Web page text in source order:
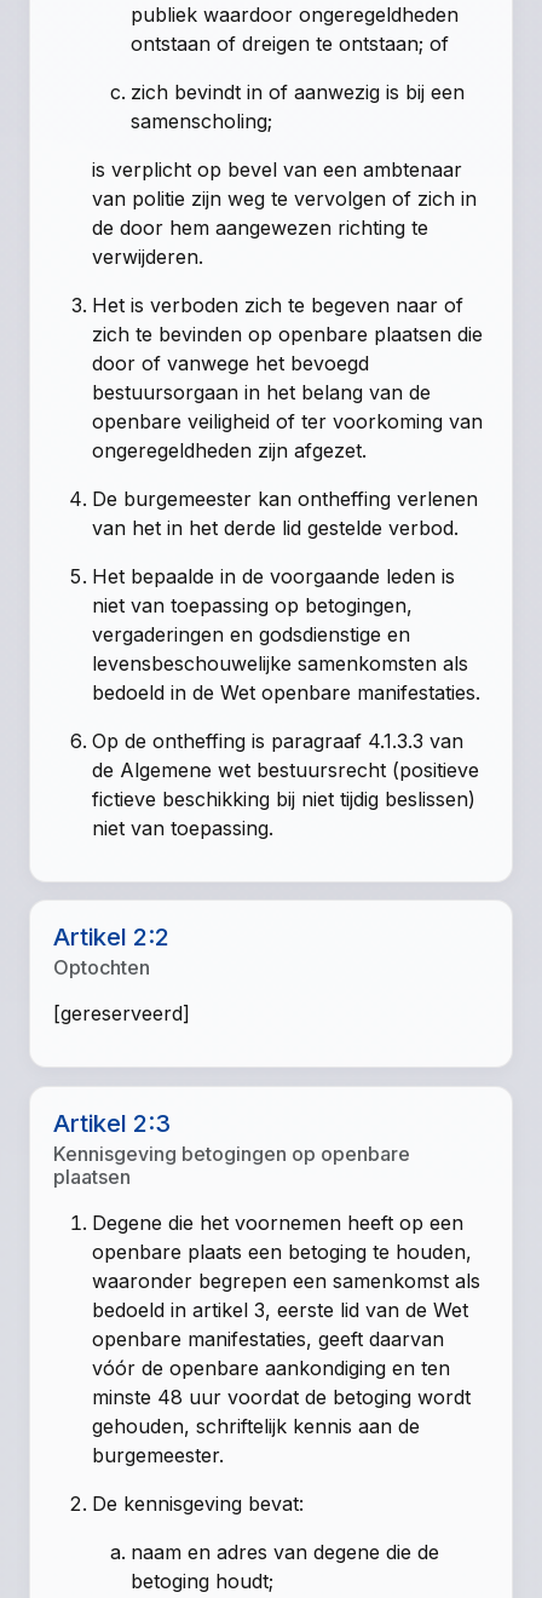
publiek waardoor ongeregeldheden
ontstaan of dreigen te ontstaan; of
zich bevindt in of aanwezig is bij een
samenscholing;
is verplicht op bevel van een ambtenaar
van politie zijn weg te vervolgen of zich in
de door hem aangewezen richting te
verwijderen.
Het is verboden zich te begeven naar of
zich te bevinden op openbare plaatsen die
door of vanwege het bevoegd
bestuursorgaan in het belang van de
openbare veiligheid of ter voorkoming van
ongeregeldheden zijn afgezet.
De burgemeester kan ontheffing verlenen
van het in het derde lid gestelde verbod.
Het bepaalde in de voorgaande leden is
niet van toepassing op betogingen,
vergaderingen en godsdienstige en
levensbeschouwelijke samenkomsten als
bedoeld in de Wet openbare manifestaties.
Op de ontheffing is paragraaf 4.1.3.3 van
de Algemene wet bestuursrecht (positieve
fictieve beschikking bij niet tijdig beslissen)
niet van toepassing.
Artikel 2:2
Optochten
[gereserveerd]
Artikel 2:3
Kennisgeving betogingen op openbare
plaatsen
Degene die het voornemen heeft op een
openbare plaats een betoging te houden,
waaronder begrepen een samenkomst als
bedoeld in artikel 3, eerste lid van de Wet
openbare manifestaties, geeft daarvan
vóór de openbare aankondiging en ten
minste 48 uur voordat de betoging wordt
gehouden, schriftelijk kennis aan de
burgemeester.
De kennisgeving bevat:
naam en adres van degene die de
betoging houdt;